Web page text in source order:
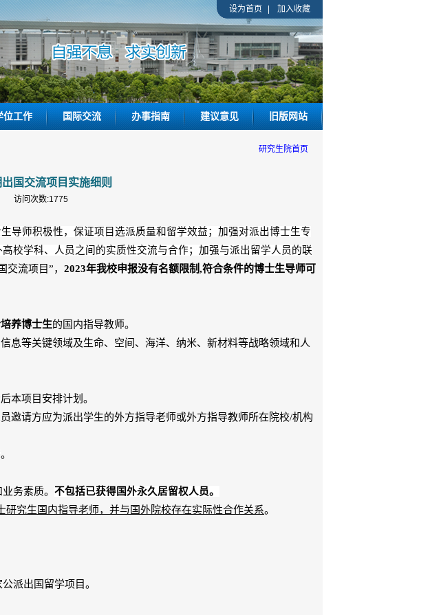
设为首页 加入收藏
位工作 国际交流 办事指南 建议意见 旧版网站
研究生院首页
国交流项目实施细则
访问次数:1775
导师积极性，保证项目选派质量和留学效益；加强对派出博士生专
校学科、人员之间的实质性交流与合作；加强与派出留学人员的联
交流项目”， 2023年我校申报没有名额限制,符合条件的博士生导师可
养博士生的国内指导教师。
息等关键领域及生命、空间、海洋、纳米、新材料等战略领域和人
本项目安排计划。
邀请方应为派出学生的外方指导老师或外方指导教师所在院校/机构
务素质。 不包括已获得国外永久居留权人员。
究生国内指导老师，并与国外院校存在实际性合作关系。
派出国留学项目。